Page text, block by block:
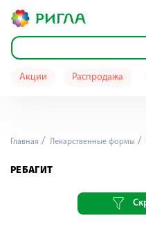
Акции Распродажа
Главная Лекарственные формы
РЕБАГИТ